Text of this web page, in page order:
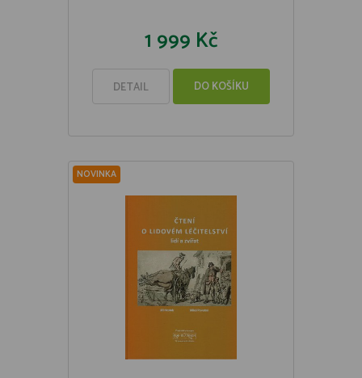
1 999 Kč
DETAIL DO KOŠÍKU
NOVINKA